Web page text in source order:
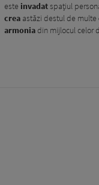
este invadatspațiul
crea astăzi destul de multe
armoniadin mijlocul celor